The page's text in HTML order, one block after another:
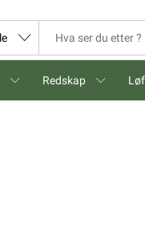
Redskap